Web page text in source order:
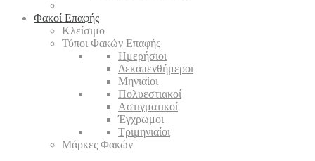
Φακοί Επαφής
Κλείσιμο
Τύποι Φακών Επαφής
Ημερήσιοι
Δεκαπενθήμεροι
Μηνιαίοι
Πολυεστιακοί
Αστιγματικοί
Έγχρωμοι
Τριμηνιαίοι
Μάρκες Φακών